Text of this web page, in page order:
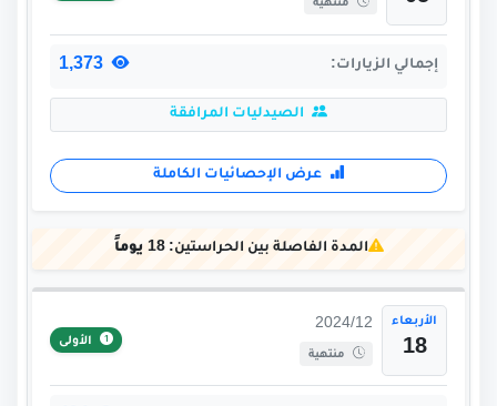
منتهية
إجمالي الزيارات:
الصيدليات المرافقة
عرض الإحصائيات الكاملة
المدة الفاصلة بين الحراستين:18 يوماً
الأربعاء
18
2024/12
منتهية
الأولى